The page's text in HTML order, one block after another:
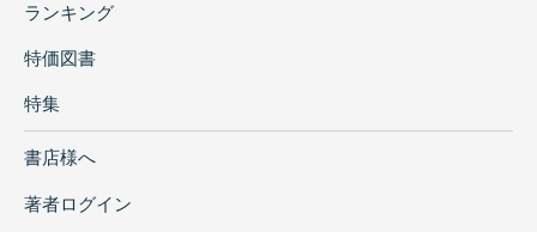
ランキング
特価図書
特集
書店様へ
著者ログイン